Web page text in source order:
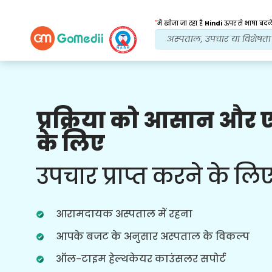
*में खोजा जा रहा है Hindiऊपर से भाषा
प्रक्रिया को आसान
के लिए
उपचार प्राप्त करने के
आरामदायक अस्पताल में रहना
आपके बजट के अनुसार अस्पताल के विकल्प
ऑल-टाइम हेल्थकेयर काउंसलर सपोर्ट
हमारे लाभ
इलाज के बाद
देखभाल
हर समय आपकी समस्याओं का समाधान करने
जरूरतों पर नियमित अपडेट।